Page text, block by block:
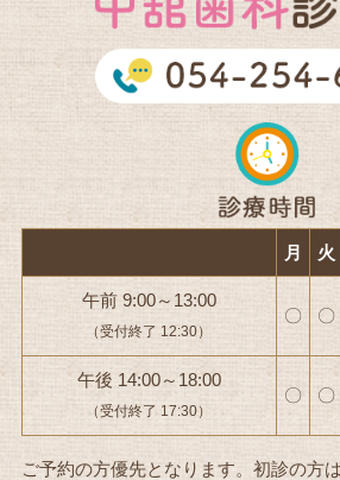
月 火
午前 9:00～13:00
（受付終了 12:30）
〇 〇
午後 14:00～18:00
（受付終了 17:30）
〇 〇
ご予約の方優先となります。初診の方